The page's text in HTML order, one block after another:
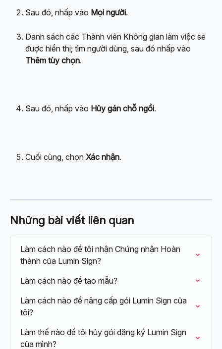
Sau đó, nhấp vào Mọi người.
Danh sách các Thành viên Không gian làm việc sẽ
được hiển thị; tìm người dùng, sau đó nhấp vào
Thêm tùy chọn.
Sau đó, nhấp vào Hủy gán chỗ ngồi.
Cuối cùng, chọn Xác nhận.
Những bài viết liên quan
Làm cách nào để tôi nhận Chứng nhận Hoàn
thành của Lumin Sign?
Làm cách nào để tạo mẫu?
Làm cách nào để nâng cấp gói Lumin Sign của
tôi?
Làm thế nào để tôi hủy gói đăng ký Lumin Sign
của mình?